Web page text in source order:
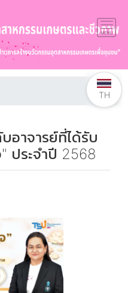
อาจารย์ที่ได้รับ
ประจำปี 2568
TH